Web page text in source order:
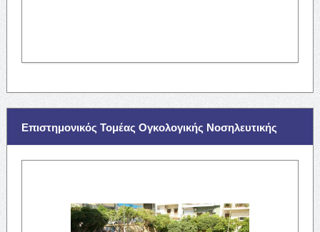
Επιστημονικός Τομέας Ογκολογικής Νοσηλευτικής